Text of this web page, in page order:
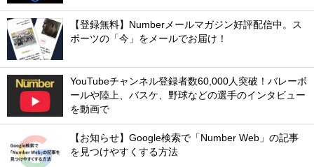
【登録無料】Numberメールマガジン好評配信中。ス
ポーツの「今」をメールでお届け！
YouTubeチャンネル登録者数60,000人突破！バレーボ
ールや陸上、バスケ、野球などの選手のインタビュー
を動画で
【お知らせ】Google検索で「Number Web」の記事
を見つけやすくする方法